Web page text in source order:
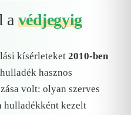
a védjegyig
kísérleteket 2010-ben
hasznos
volt: olyan szerves
hulladékként kezelt